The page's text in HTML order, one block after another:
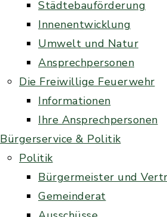
Städtebauförderung
Innenentwicklung
Umwelt und Natur
Ansprechpersonen
Die Freiwillige Feuerwehr
Informationen
Ihre Ansprechpersonen
Bürgerservice & Politik
Politik
Bürgermeister und
Gemeinderat